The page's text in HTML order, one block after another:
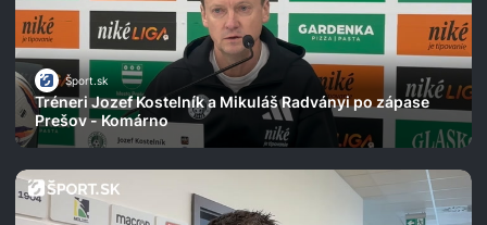
Šport.sk
Tréneri Jozef Kostelník a Mikuláš Radványi po zápase
Prešov - Komárno